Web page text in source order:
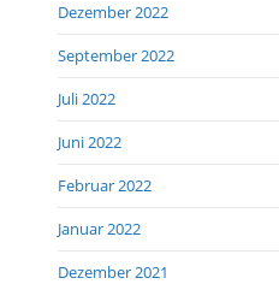
Dezember 2022
September 2022
Juli 2022
Juni 2022
Februar 2022
Januar 2022
Dezember 2021